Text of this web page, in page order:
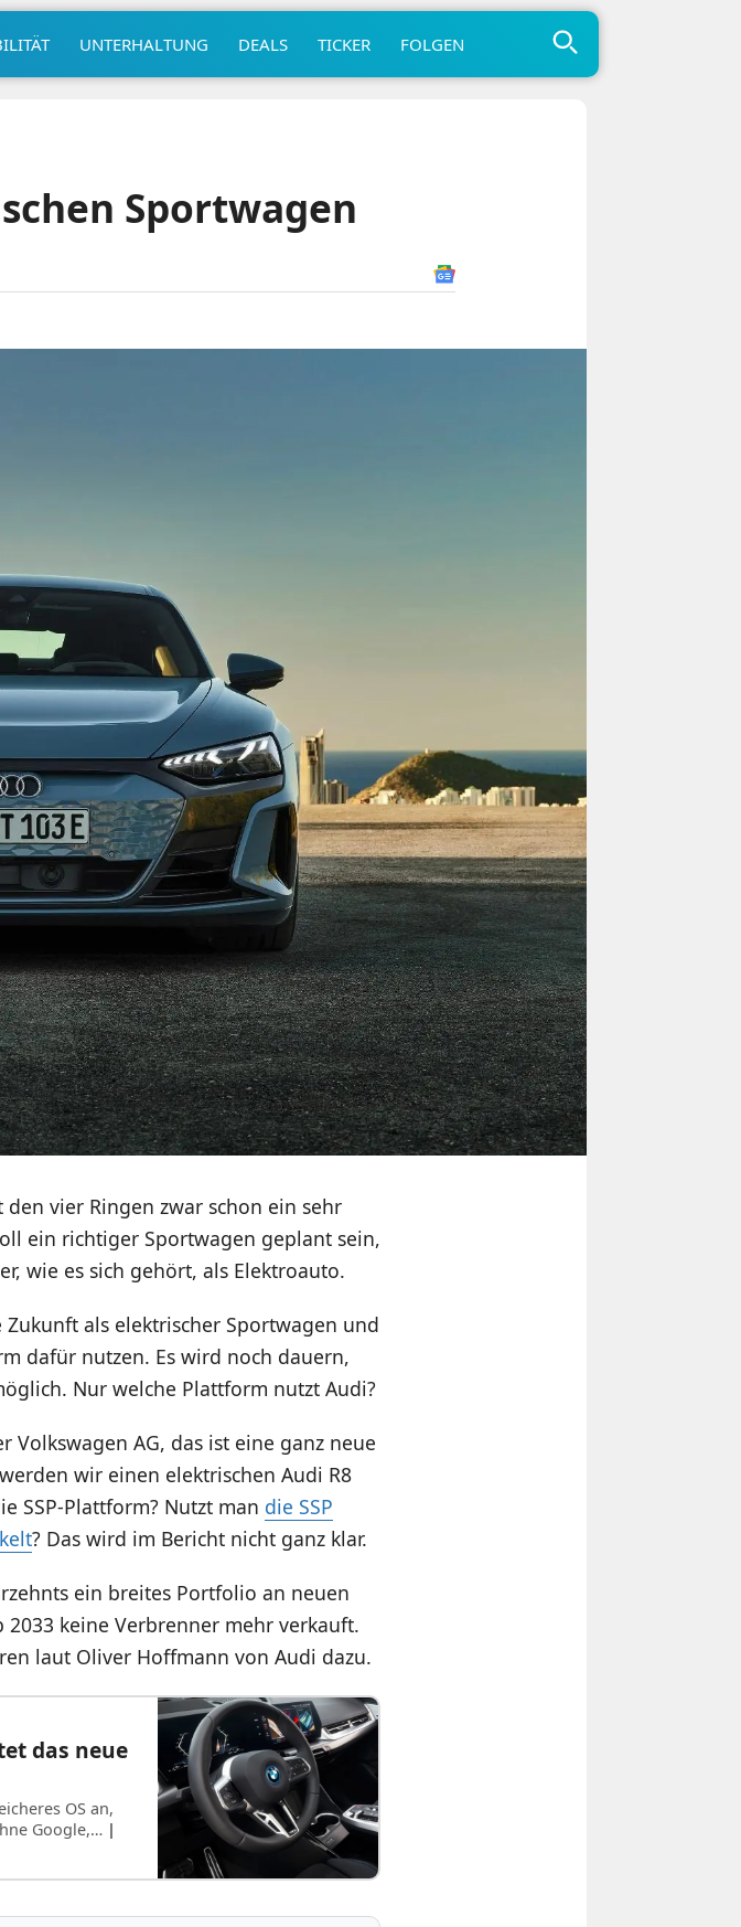
UNTERHALTUNG DEALS TICKER FOLGEN
Sportwagen
vier Ringen zwar schon ein sehr
ein richtiger Sportwagen geplant sein,
wie es sich gehört, als Elektroauto.
als elektrischer Sportwagen und
dafür nutzen. Es wird noch dauern,
Nur welche Plattform nutzt Audi?
Volkswagen AG, das ist eine ganz neue
wir einen elektrischen Audi R8
SSP-Plattform? Nutzt man die SSP
? Das wird im Bericht nicht ganz klar.
ein breites Portfolio an neuen
keine Verbrenner mehr verkauft.
laut Oliver Hoffmann von Audi dazu.
das neue
OS an,
Google,… |